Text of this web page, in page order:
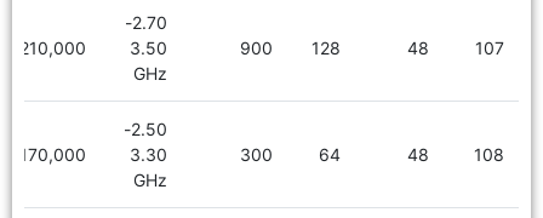
107
48
128
900
2.70-
3.50
GHz
6,210,000
108
48
64
300
2.50-
3.30
GHz
5,170,000